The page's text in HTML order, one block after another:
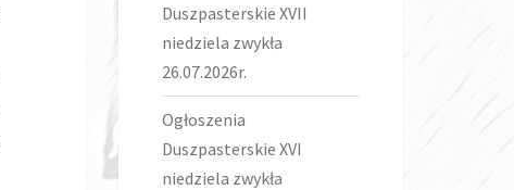
Duszpasterskie XVII
niedziela zwykła
26.07.2026r.
Ogłoszenia
Duszpasterskie XVI
niedziela zwykła